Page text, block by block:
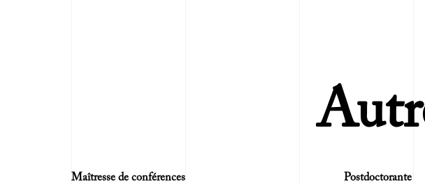
Maîtresse de conférences Postdoctorante